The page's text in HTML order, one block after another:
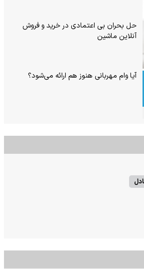
حل بحران بی‌ اعتمادی در خرید و فروش
آنلاین ماشین
آیا وام مهربانی هنوز هم ارائه می‌شود؟